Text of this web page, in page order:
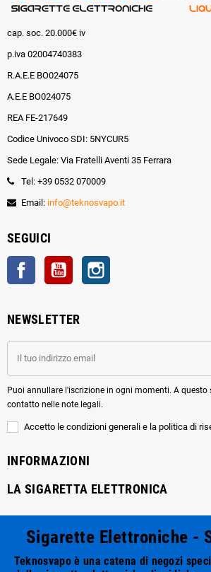
cap. soc. 20.000€ iv
p.iva 02004740383
R.A.E.E BO024075
A.E.E BO024075
REA FE-217649
Codice Univoco SDI: 5NYCUR5
Sede Legale: Via Fratelli Aventi 35 Ferrara
Tel: +39 0532 070009
Email: info@teknosvapo.it
SEGUICI
Facebook YouTube
NEWSLETTER
Puoi annullare l'iscrizione in ogni momenti. A questo
contatto nelle note legali.
Accetto le condizioni generali e la politica di
INFORMAZIONI
LA SIGARETTA ELETTRONICA
Sigarette Elettroniche -
Teknosvapo è una catena di negozi